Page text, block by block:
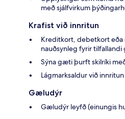
með sjálfvirkum
Krafist við innritun
Kreditkort, debetkort
nauðsynleg fyrir tilfallandi
Sýna gæti þurft skilríki
Lágmarksaldur við innritun
Gæludýr
Gæludýr leyfð (einungis